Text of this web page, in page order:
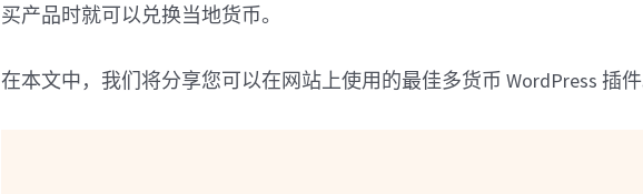
买产品时就可以兑换当地货币。
在本文中，我们将分享您可以在网站上使用的最佳多货币 WordPress 插件